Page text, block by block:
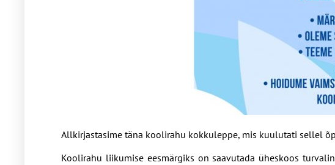
Allkirjastasime täna koolirahu kokkuleppe, mis kuulutati sellel
Koolirahu liikumise eesmärgiks on saavutada üheskoos